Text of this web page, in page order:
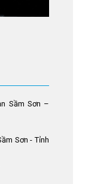
Sầm Sơn –
Sơn - Tỉnh